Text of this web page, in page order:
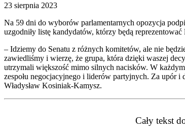
23 sierpnia 2023
Na 59 dni do wyborów parlamentarnych opozycja
uzgodniły listę kandydatów, którzy będą
– Idziemy do Senatu z różnych komitetów, ale nie
zawiedliśmy i wierzę, że grupa, która dzięki waszej
utrzymali większość mimo silnych nacisków. W
zespołu negocjacyjnego i liderów partyjnych. Za upór i
Władysław Kosiniak-Kamysz.
Cały tekst